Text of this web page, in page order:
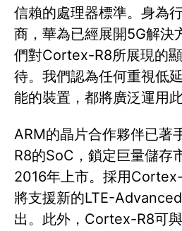
信賴的處理器標準。身為
商，華為已經展開5G解決
們對Cortex-R8所展現的
待。我們認為任何重視低
能的裝置，都將廣泛運用此
ARM的晶片合作夥伴已著
R8的SoC，鎖定巨量儲存
2016年上市。採用
將支援新的LTE-
出。此外，Cortex-R8可